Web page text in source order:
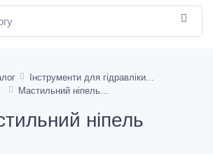
Інструменти для гідравліки
Мастильний ніпель
ніпель